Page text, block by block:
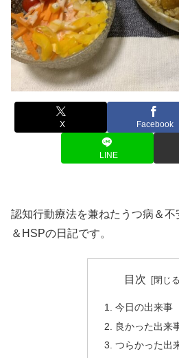
X Facebook
LINE
認知行動療法を兼ねたうつ病＆
＆HSPの日記です。
目次
今日の出来事
良かった出来
つらかった出